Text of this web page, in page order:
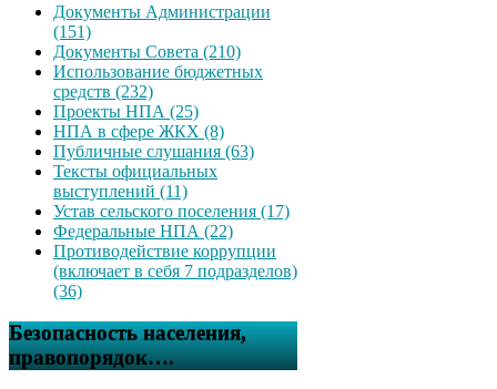
Документы Администрации
(151)
Документы Совета (210)
Использование бюджетных
средств (232)
Проекты НПА (25)
НПА в сфере ЖКХ (8)
Публичные слушания (63)
Тексты официальных
выступлений (11)
Устав сельского поселения (17)
Федеральные НПА (22)
Противодействие коррупции
(включает в себя 7 подразделов)
(36)
Безопасность населения,
правопорядок….